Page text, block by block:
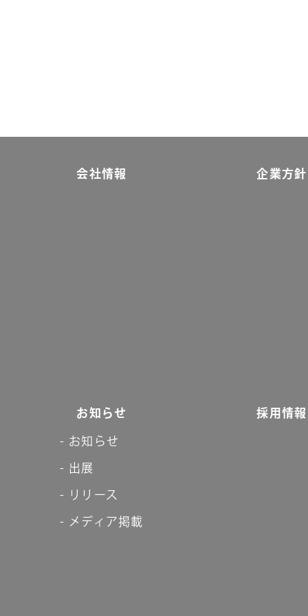
会社情報 企業方針
お知らせ
お知らせ
出展
リリース
メディア掲載
採用情報